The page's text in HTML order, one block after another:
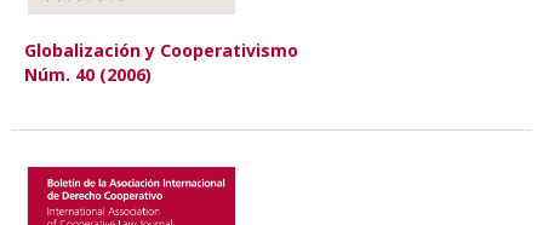
Globalización y Cooperativismo
Núm. 40 (2006)